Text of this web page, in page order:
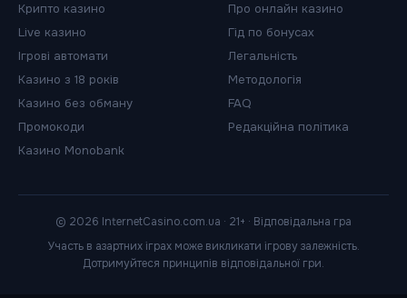
Крипто казино
Live казино
Ігрові автомати
Казино з 18 років
Казино без обману
Промокоди
Казино Monobank
Про онлайн казино
Гід по бонусах
Легальність
Методологія
FAQ
Редакційна політика
© 2026 InternetCasino.com.ua · 21+ · Відповідальна гра
Участь в азартних іграх може викликати ігрову залежність.
Дотримуйтеся принципів відповідальної гри.